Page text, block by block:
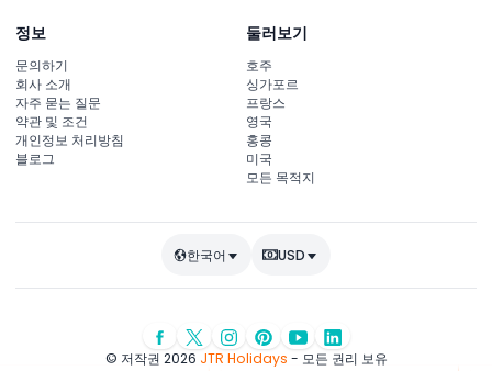
정보
문의하기
회사 소개
자주 묻는 질문
약관 및 조건
개인정보 처리방침
블로그
둘러보기
호주
싱가포르
프랑스
영국
홍콩
미국
모든 목적지
한국어 USD
© 저작권 2026 JTR Holidays - 모든 권리 보유